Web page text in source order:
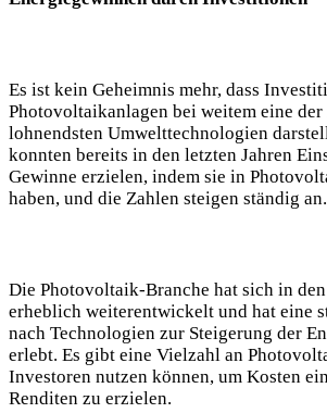
Es ist kein Geheimnis mehr, dass
Photovoltaikanlagen bei weitem eine
lohnendsten Umwelttechnologien
konnten bereits in den letzten Jahren
Gewinne erzielen, indem sie in
haben, und die Zahlen steigen ständig an.
Die Photovoltaik-Branche hat sich in
erheblich weiterentwickelt und hat eine
nach Technologien zur Steigerung der
erlebt. Es gibt eine Vielzahl an
Investoren nutzen können, um Kosten
Renditen zu erzielen.